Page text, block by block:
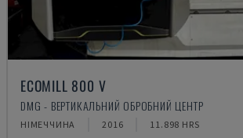
ECOMILL 800 V
DMG - ВЕРТИКАЛЬНИЙ ОБРОБНИЙ ЦЕНТР
НІМЕЧЧИНА 2016 11.898 HRS